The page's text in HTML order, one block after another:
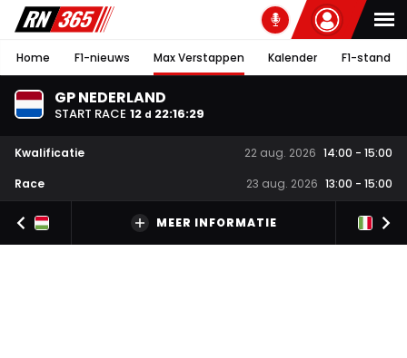
Home F1-nieuws Max Verstappen Kalender F1-stand
GP NEDERLAND
START RACE 12 d 22:16:28
Kwalificatie 22 aug. 2026 14:00 - 15:00
Race
23 aug. 2026 13:00 - 15:00
MEER INFORMATIE